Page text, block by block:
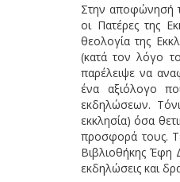
Στην αποφώνησή
οι Πατέρες της
θεολογία της
(κατά τον λόγο
παρέλειψε να
ένα αξιόλογο
εκδηλώσεων.
εκκλησία) όσα
προσφορά τους.
Βιβλιοθήκης Έφη
εκδηλώσεις και